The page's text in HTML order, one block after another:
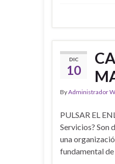
DIC
10
ByAdministrador
PULSAR EL
Servicios? Son
una
fundamental